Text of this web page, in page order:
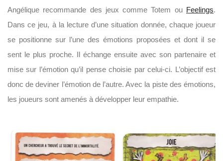
Angélique recommande des jeux comme Totem ou Feelings.
Dans ce jeu, à la lecture d’une situation donnée, chaque joueur
se positionne sur l’une des émotions proposées et dont il se
sent le plus proche. Il échange ensuite avec son partenaire et
mise sur l’émotion qu’il pense choisie par celui-ci. L’objectif est
donc de deviner l’émotion de l’autre. Avec la piste des émotions,
les joueurs sont amenés à développer leur empathie.